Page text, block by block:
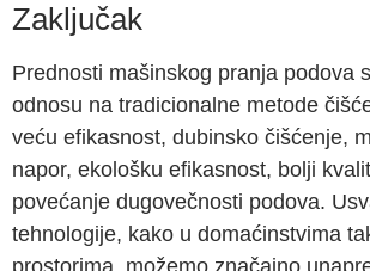
Zaključak
Prednosti mašinskog pranja podova
odnosu na tradicionalne metode
veću efikasnost, dubinsko čišćenje,
napor, ekološku efikasnost, bolji
povećanje dugovečnosti podova.
tehnologije, kako u domaćinstvima
prostorima, možemo značajno